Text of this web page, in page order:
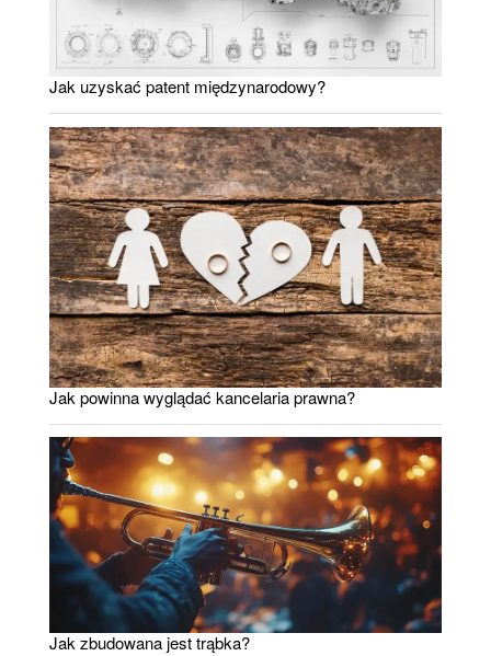
Jak uzyskać patent międzynarodowy?
Jak powinna wyglądać kancelaria prawna?
Jak zbudowana jest trąbka?